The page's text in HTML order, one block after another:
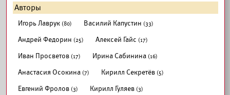
Авторы
Игорь Лаврук (80) Василий Капустин (33)
Андрей Федорин (25) Алексей Гайс (17)
Иван Просветов (17) Ирина Сабинина (16)
Анастасия Осокина (7) Кирилл Секретёв (5)
Евгений Фролов (3) Кирилл Гуляев (3)